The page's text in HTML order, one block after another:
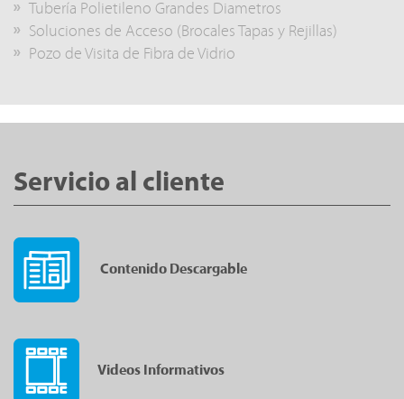
Tubería Polietileno Grandes Diametros
Soluciones de Acceso (Brocales Tapas y Rejillas)
Pozo de Visita de Fibra de Vidrio
Servicio al cliente
Contenido Descargable
Videos Informativos